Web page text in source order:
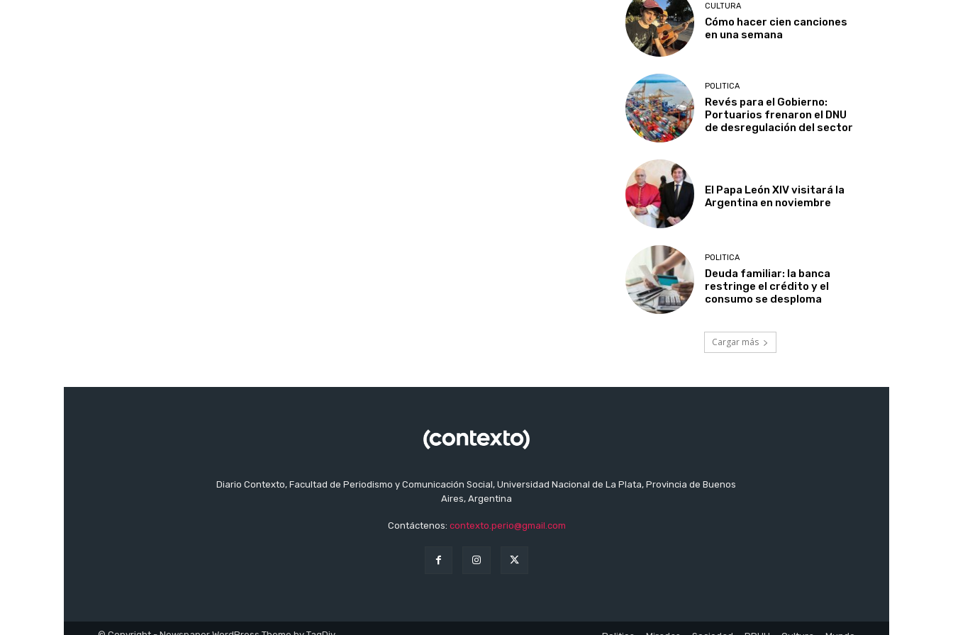
CULTURA
Cómo hacer cien canciones
en una semana
POLITICA
Revés para el Gobierno:
Portuarios frenaron el DNU
de desregulación del sector
El Papa León XIV visitará la
Argentina en noviembre
POLITICA
Deuda familiar: la banca
restringe el crédito y el
consumo se desploma
Cargar más
Diario Contexto, Facultad de Periodismo y Comunicación Social, Universidad Nacional de La Plata, Provincia de Buenos
Aires, Argentina
Contáctenos: contexto.perio@gmail.com